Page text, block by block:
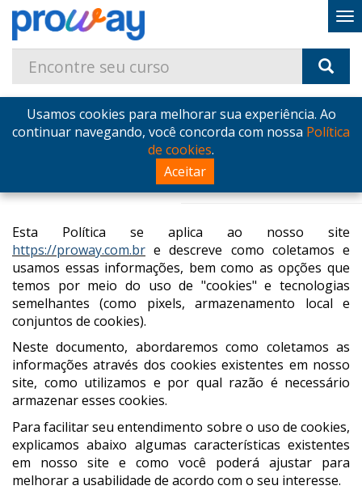
Usamos cookies para melhorar sua experiência. Ao
continuar navegando, você concorda com nossa Política
de cookies.
Aceitar
Home politica-cookies
Política de Cookies
Esta Política se aplica ao nosso site
https://proway.com.br e descreve como coletamos e
usamos essas informações, bem como as opções que
temos por meio do uso de "cookies" e tecnologias
semelhantes (como pixels, armazenamento local e
conjuntos de cookies).
Neste documento, abordaremos como coletamos as
informações através dos cookies existentes em nosso
site, como utilizamos e por qual razão é necessário
armazenar esses cookies.
Para facilitar seu entendimento sobre o uso de cookies,
explicamos abaixo algumas características existentes
em nosso site e como você poderá ajustar para
melhorar a usabilidade de acordo com o seu interesse.